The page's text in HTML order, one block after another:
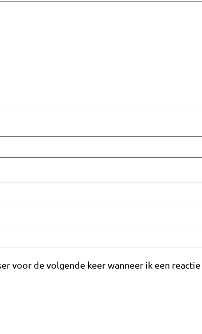
voor de volgende keer wanneer ik een